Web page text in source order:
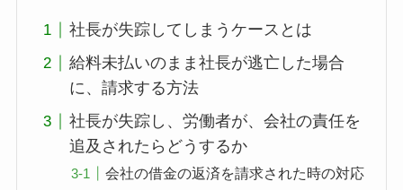
社長が失踪してしまうケースとは
給料未払いのまま社長が逃亡した場合
に、請求する方法
社長が失踪し、労働者が、会社の責任を
追及されたらどうするか
会社の借金の返済を請求された時の対応